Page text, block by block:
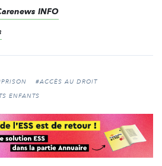
INFO
#ACCÈS AU DROIT
ENFANTS